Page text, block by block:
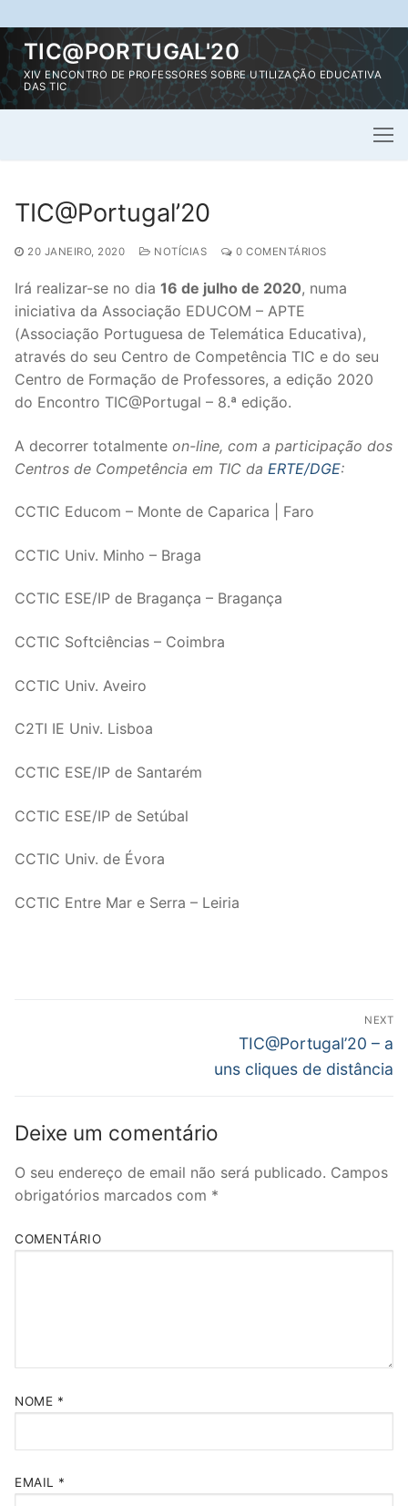
Saltar
para
conteúdo
TIC@PORTUGAL'20
XIV ENCONTRO DE PROFESSORES SOBRE UTILIZAÇÃO EDUCATIVA
DAS TIC
TIC@Portugal’20
20 JANEIRO, 2020 NOTÍCIAS 0 COMENTÁRIOS
Irá realizar-se no dia 16 de julho de 2020, numa
iniciativa da Associação EDUCOM – APTE
(Associação Portuguesa de Telemática Educativa),
através do seu Centro de Competência TIC e do seu
Centro de Formação de Professores, a edição 2020
do Encontro TIC@Portugal – 8.ª edição.
A decorrer totalmente on-line, com a participação dos
Centros de Competência em TIC da ERTE/DGE:
CCTIC Educom – Monte de Caparica | Faro
CCTIC Univ. Minho – Braga
CCTIC ESE/IP de Bragança – Bragança
CCTIC Softciências – Coimbra
CCTIC Univ. Aveiro
C2TI IE Univ. Lisboa
CCTIC ESE/IP de Santarém
CCTIC ESE/IP de Setúbal
CCTIC Univ. de Évora
CCTIC Entre Mar e Serra – Leiria
NEXT
Next
post:
TIC@Portugal’20 – a
uns cliques de distância
Deixe um comentário
O seu endereço de email não será publicado. Campos
obrigatórios marcados com *
COMENTÁRIO
NOME *
EMAIL *